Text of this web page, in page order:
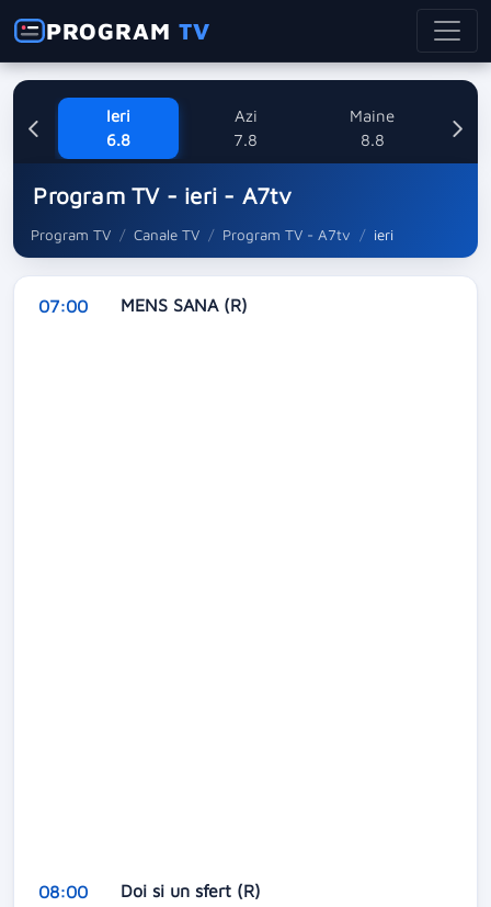
PROGRAMTV
Ieri
6.8
Azi
7.8
Maine
8.8
Program TV - ieri - A7tv
Program TV Canale TV Program TV - A7tv ieri
07:00 MENS SANA (R)
08:00 Doi si un sfert (R)